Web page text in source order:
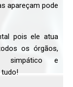
apareçam pode
pois ele atua
os órgãos,
simpático e
tudo!